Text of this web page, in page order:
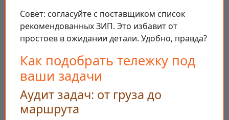
Совет: согласуйте с поставщиком список
рекомендованных ЗИП. Это избавит от
простоев в ожидании детали. Удобно, правда?
Как подобрать тележку под
ваши задачи
Аудит задач: от груза до
маршрута